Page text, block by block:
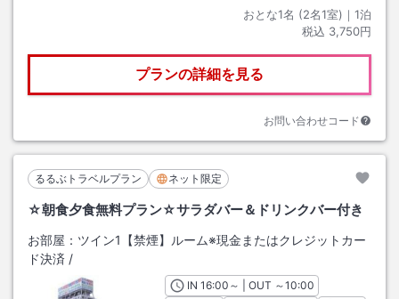
おとな1名 (2名1室)｜ 1泊
税込 3,750円
プランの詳細を見る
お問い合わせコード
るるぶトラベルプラン ネット限定
☆朝食夕食無料プラン☆サラダバー＆ドリンクバー付き
お部屋： ツイン1【禁煙】ルーム※現金またはクレジットカー
ド決済 /
INチェックイン
16:00 ～ | OUT チェックアウト
～10:00